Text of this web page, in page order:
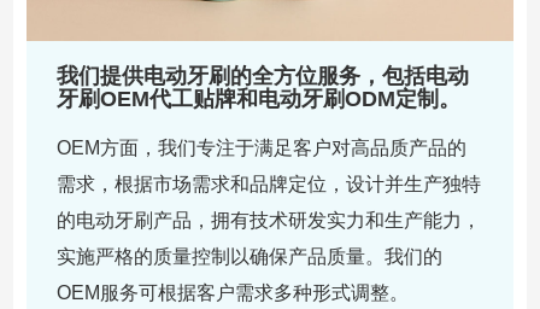
我们提供电动牙刷的全方位服务，包括电动
牙刷OEM代工贴牌和电动牙刷ODM定制。
OEM方面，我们专注于满足客户对高品质产品的
需求，根据市场需求和品牌定位，设计并生产独特
的电动牙刷产品，拥有技术研发实力和生产能力，
实施严格的质量控制以确保产品质量。我们的
OEM服务可根据客户需求多种形式调整。